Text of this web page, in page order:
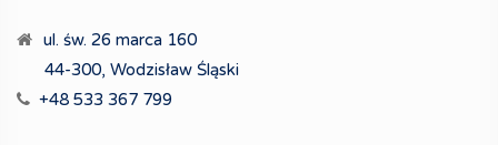
ul. św. 26 marca 160
44-300, Wodzisław Śląski
+48 533 367 799